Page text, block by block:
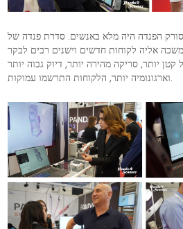
הפנדה היה מלא באנשים. סדרת פנדה של
אליה לקוחות חדשים וישנים רבים לבקר
קטן יותר, סריקה מהירה יותר, דיוק גבוה יותר